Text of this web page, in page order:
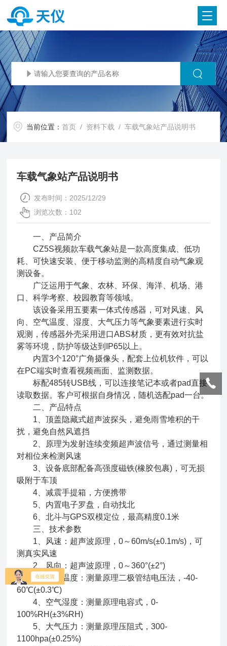
当前位置：首页 / 资料下载 / 车载气象站产品说明书
车载气象站产品说明书
发布时间：2025/12/29
浏览次数：102
一、产品简介
CZ5S视频款车载气象站是一款高度集成、低功
耗、可快速安装、便于移动监测的高精度自动气象观
测设备。
广泛运用于气象、农林、环保、海洋、机场、港
口、科学考察、校园教育等领域。
该设备采用五要素一体式传感器，可对风速、风
向、空气温度、湿度、大气压力等气象要素进行实时
观测，传感器外壳采用进口ABS材质，更有效对抗盐
雾等环境，防护等级达到IP65以上。
内置3个120°广角摄像头，配套上位机软件，可以
在PC端实时查看视频画面、监测数据。
标配485转USB线，可以连接笔记本或者pad直接
读取数据。客户可根据自身情况，随机选配pad一台。
二、产品特点
1、顶盖隐藏式超声波探头，避免雨雪堆积的干
扰，避免自然风遮挡
2、原理为发射连续变频超声波信号，通过测量相
对相位来检测风速
3、设备底部配备高强度磁铁(橡胶包裹)，可无损
吸附于车顶
4、减震手提箱，方便携带
5、内置电子罗盘，自动找北
6、北斗与GPS双模定位，最高精度0.1米
三、技术参数
1、风速：超声波原理，0～60m/s(±0.1m/s)，可
测真实风速
2、风向：超声波原理，0～360°(±2°)
3、空气温度：测量原理二极管结电压法，-40-
60℃(±0.3℃)
4、空气湿度：测量原理电容式，0-
100%RH(±3%RH)
5、大气压力：测量原理压阻式，300-
1100hpa(±0.25%)